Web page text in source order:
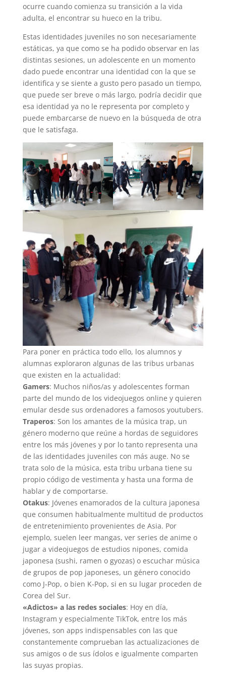
ocurre cuando comienza su transición a la vida
adulta, el encontrar su hueco en la tribu.
Estas identidades juveniles no son necesariamente
estáticas, ya que como se ha podido observar en las
distintas sesiones, un adolescente en un momento
dado puede encontrar una identidad con la que se
identifica y se siente a gusto pero pasado un tiempo,
que puede ser breve o más largo, podría decidir que
esa identidad ya no le representa por completo y
puede embarcarse de nuevo en la búsqueda de otra
que le satisfaga.
Para poner en práctica todo ello, los alumnos y
alumnas exploraron algunas de las tribus urbanas
que existen en la actualidad:
Gamers: Muchos niños/as y adolescentes forman
parte del mundo de los videojuegos online y quieren
emular desde sus ordenadores a famosos youtubers.
Traperos: Son los amantes de la música trap, un
género moderno que reúne a hordas de seguidores
entre los más jóvenes y por lo tanto representa una
de las identidades juveniles con más auge. No se
trata solo de la música, esta tribu urbana tiene su
propio código de vestimenta y hasta una forma de
hablar y de comportarse.
Otakus: Jóvenes enamorados de la cultura japonesa
que consumen habitualmente multitud de productos
de entretenimiento provenientes de Asia. Por
ejemplo, suelen leer mangas, ver series de anime o
jugar a videojuegos de estudios nipones, comida
japonesa (sushi, ramen o gyozas) o escuchar música
de grupos de pop japoneses, un género conocido
como J-Pop, o bien K-Pop, si en su lugar proceden de
Corea del Sur.
«Adictos» a las redes sociales: Hoy en día,
Instagram y especialmente TikTok, entre los más
jóvenes, son apps indispensables con las que
constantemente comprueban las actualizaciones de
sus amigos o de sus ídolos e igualmente comparten
las suyas propias.